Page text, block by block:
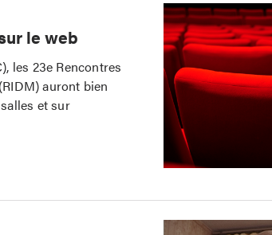
le web
les 23e Rencontres
auront bien
et sur